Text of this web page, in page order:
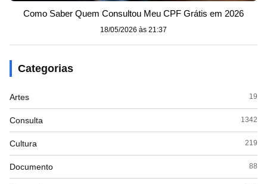
Como Saber Quem Consultou Meu CPF Grátis em 2026
18/05/2026 às 21:37
Categorias
Artes 19
Consulta 1342
Cultura 219
Documento 88